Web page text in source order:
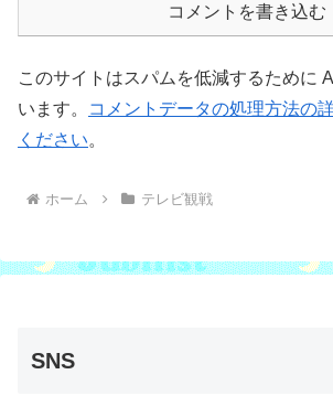
コメントを書き込む
このサイトはスパムを低減するために
います。
コメントデータの処理方法の
ください。
ホーム テレビ観戦
SNS